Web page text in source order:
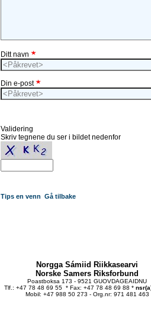
Ditt navn
Din e-post
Validering
Skriv tegnene du ser i bildet nedenfor
Tips en venn Gå tilbake
Norgga Sámiid Riikkasearvi
Norske Samers Riksforbund
Poastboksa 173 - 9521 GUOVDAGEAIDNU
Tlf.: +47 78 48 69 55 * Fax: +47 78 48 69 88 *
Mobil: +47 988 50 273 - Org.nr: 971 481 463